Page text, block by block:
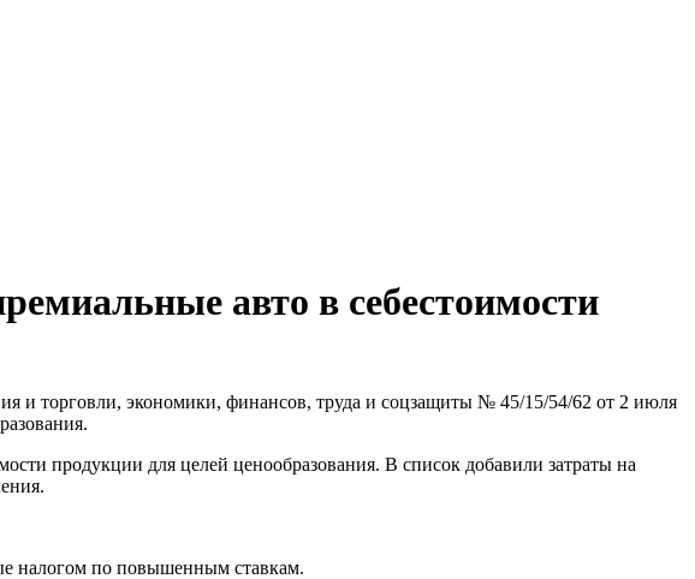
авто в себестоимости
и торговли, экономики, финансов, труда и соцзащиты № 45/15/54/62 от 2 июля
продукции для целей ценообразования. В список добавили затраты на
налогом по повышенным ставкам.